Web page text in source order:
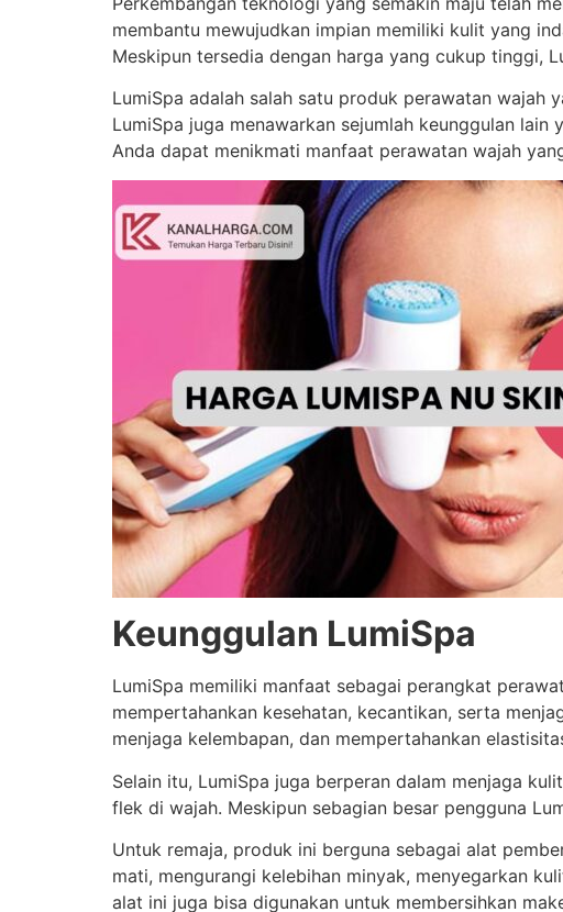
membantu mewujudkan impian memiliki kulit yang
Meskipun tersedia dengan harga yang cukup tinggi,
LumiSpa adalah salah satu produk perawatan wajah
LumiSpa juga menawarkan sejumlah keunggulan
Anda dapat menikmati manfaat perawatan wajah
Keunggulan LumiSpa
LumiSpa memiliki manfaat sebagai perangkat
mempertahankan kesehatan, kecantikan, serta
menjaga kelembapan, dan mempertahankan
Selain itu, LumiSpa juga berperan dalam menjaga
flek di wajah. Meskipun sebagian besar pengguna
Untuk remaja, produk ini berguna sebagai alat
mati, mengurangi kelebihan minyak, menyegarkan
alat ini juga bisa digunakan untuk membersihkan